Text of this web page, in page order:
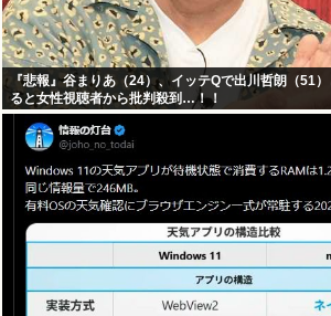
『悲報』谷まりあ（24）、イッテQで出川哲朗（51
ると女性視聴者から批判殺到…！！